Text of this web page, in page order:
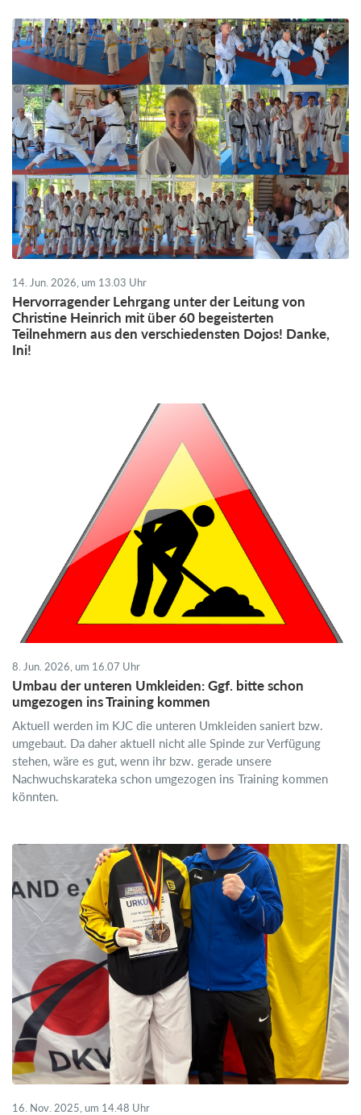
14. Jun. 2026, um 13.03 Uhr
Hervorragender Lehrgang unter der Leitung von
Christine Heinrich mit über 60 begeisterten
Teilnehmern aus den verschiedensten Dojos! Danke,
Ini!
8. Jun. 2026, um 16.07 Uhr
Umbau der unteren Umkleiden: Ggf. bitte schon
umgezogen ins Training kommen
Aktuell werden im KJC die unteren Umkleiden saniert bzw.
umgebaut. Da daher aktuell nicht alle Spinde zur Verfügung
stehen, wäre es gut, wenn ihr bzw. gerade unsere
Nachwuchskarateka schon umgezogen ins Training kommen
könnten.
16. Nov. 2025, um 14.48 Uhr